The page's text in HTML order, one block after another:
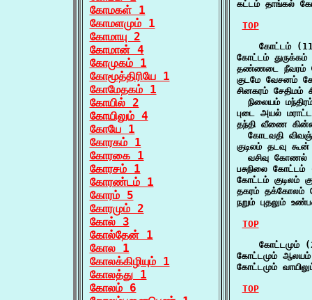
கோமகள் 1
கோமளமும் 1
கோமாயு 2
கோமான் 4
கோமுகம் 1
கோமூத்திரியே 1
கோமேதகம் 1
கோயில் 2
கோயிலும் 4
கோயே 1
கோரகம் 1
கோரகை 1
கோரசம் 1
கோரண்டம் 1
கோரம் 5
கோரமும் 2
கோல் 3
கோல்தேன் 1
கோல 1
கோலக்கிழியும் 1
கோலத்து 1
கோலம் 6
கட்டம் தாங்கல்
TOP
கோட்டம்
கோட்டம்
தண்ணடை நீவரம்
குடமே வேசனம்
சினகரம் சேதிமம்
நிலையம்
புடை அயல்
தந்தி வீணை
கோடவதி
குடிலம் தடவு
வசிவு கோணல்
பசுநிலை
கோட்டம் குடிலம்
தகரம் தக்கோலம்
நறும் புதலும்
TOP
கோட்டமும்
கோட்டமும்
கோட்டமும்
TOP